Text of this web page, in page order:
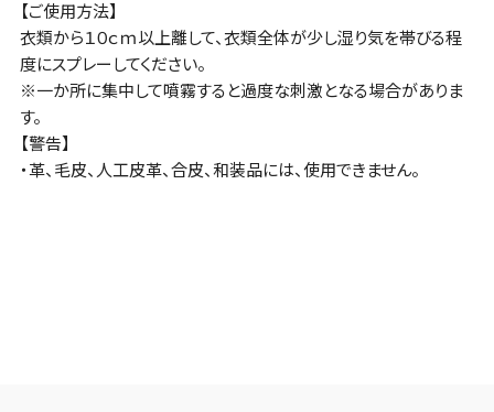
【ご使用方法】
衣類から１０ｃｍ以上離して、衣類全体が少し湿り気を帯びる程
度にスプレーしてください。
※一か所に集中して噴霧すると過度な刺激となる場合がありま
す。
【警告】
・革、毛皮、人工皮革、合皮、和装品には、使用できません。